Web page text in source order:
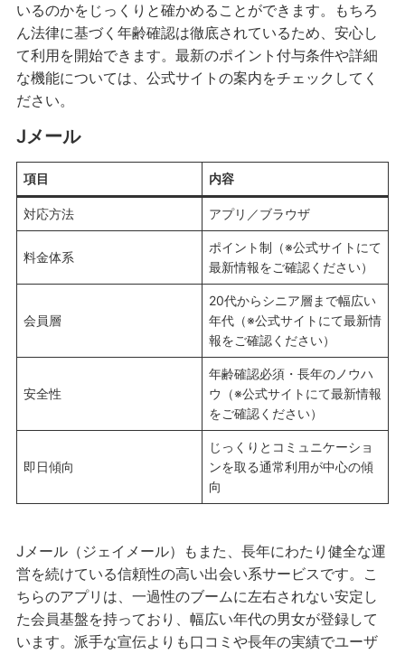
いるのかをじっくりと確かめることができます。もちろ
ん法律に基づく年齢確認は徹底されているため、安心し
て利用を開始できます。最新のポイント付与条件や詳細
な機能については、公式サイトの案内をチェックしてく
ださい。
Jメール
項目 内容
対応方法 アプリ／ブラウザ
料金体系
ポイント制（※公式サイトにて
最新情報をご確認ください）
会員層
20代からシニア層まで幅広い
年代（※公式サイトにて最新情
報をご確認ください）
安全性
年齢確認必須・長年のノウハ
ウ（※公式サイトにて最新情報
をご確認ください）
即日傾向
じっくりとコミュニケーショ
ンを取る通常利用が中心の傾
向
Jメール（ジェイメール）もまた、長年にわたり健全な運
営を続けている信頼性の高い出会い系サービスです。こ
ちらのアプリは、一過性のブームに左右されない安定し
た会員基盤を持っており、幅広い年代の男女が登録して
います。派手な宣伝よりも口コミや長年の実績でユーザ